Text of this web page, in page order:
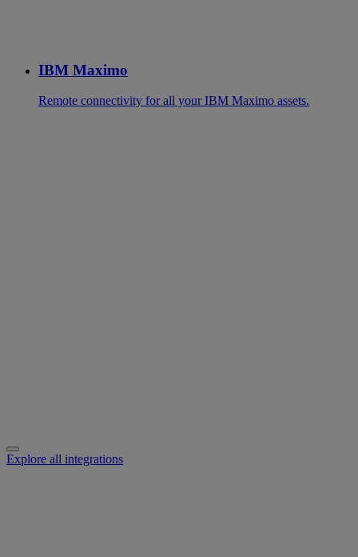
IBM Maximo
Remote connectivity for all your IBM Maximo assets.
Explore all integrations